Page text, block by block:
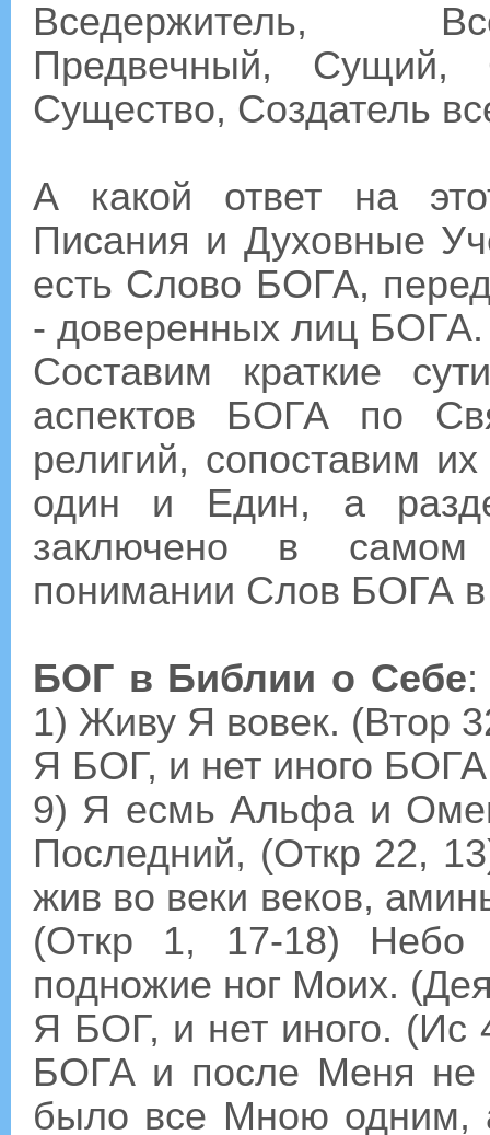
Вседержитель,
Предвечный, Сущий,
Существо, Создатель
А какой ответ на
Писания и Духовные
есть Слово БОГА,
- доверенных лиц БОГА.
Составим краткие
аспектов БОГА по
религий, сопоставим
один и Един, а
заключено в самом
понимании Слов БОГА
БОГ в Библии о Себе
1) Живу Я вовек. (Втор
Я БОГ, и нет иного
9) Я есмь Альфа и
Последний, (Откр 22,
жив во веки веков,
(Откр 1, 17-18)
подножие ног Моих.
Я БОГ, и нет иного.
БОГА и после Меня не
было все Мною одним,